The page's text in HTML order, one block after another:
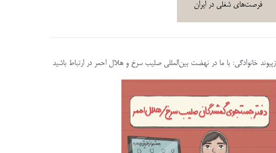
فرصت‌های شغلی در ایران
خانوادگی: با ما در نهضت بین‌المللی صلیب سرخ و هلال احمر در ارتباط باشید